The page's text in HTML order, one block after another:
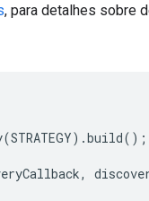
, para detalhes sobre